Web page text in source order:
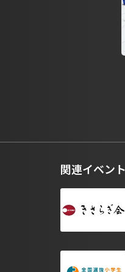
関連イベン